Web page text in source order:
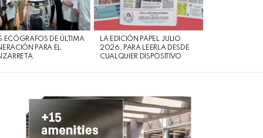
ECÓGRAFOS DE ÚLTIMA
PARA EL
LA EDICIÓN PAPEL JULIO
2026, PARA LEERLA DESDE
CUALQUIER DISPOSITIVO